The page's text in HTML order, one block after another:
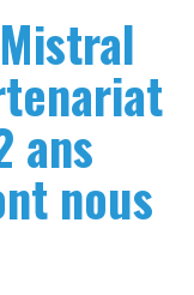
ans
nous